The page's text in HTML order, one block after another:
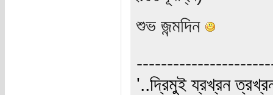
শুভ জন্মদিন
'..দ্রিমুই য্রখ্রন